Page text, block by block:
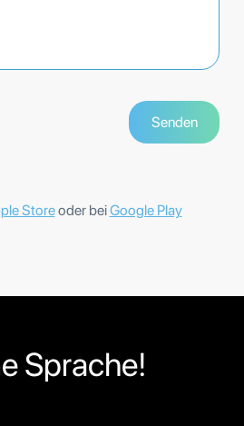
Storeoder beiGoogle Play
Sprache!